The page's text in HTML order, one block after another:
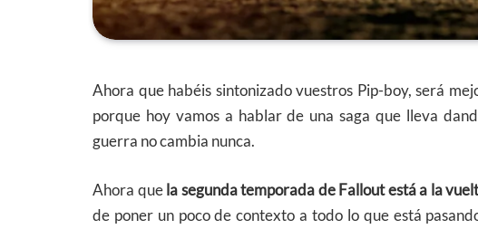
Ahora que habéis sintonizado vuestros Pip-boy, será
porque hoy vamos a hablar de una saga que lleva
guerra no cambia nunca.
Ahora que la segunda temporada de Fallout está a la
de poner un poco de contexto a todo lo que está